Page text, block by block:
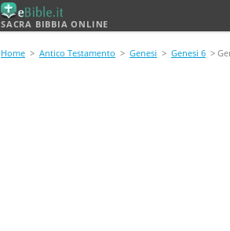
SACRA BIBBIA ONLINE
Home > Antico Testamento > Genesi > Genesi 6 >